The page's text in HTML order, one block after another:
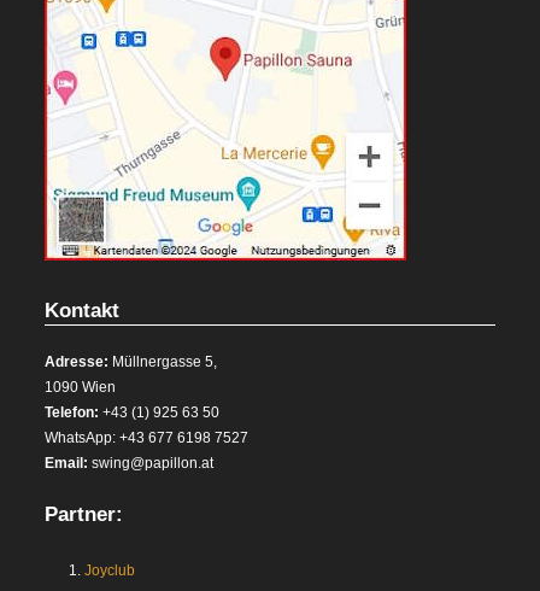
Kontakt
Adresse: Müllnergasse 5,
1090 Wien
Telefon: +43 (1) 925 63 50
WhatsApp: +43 677 6198 7527
Email: swing@papillon.at
Partner:
1.Joyclub